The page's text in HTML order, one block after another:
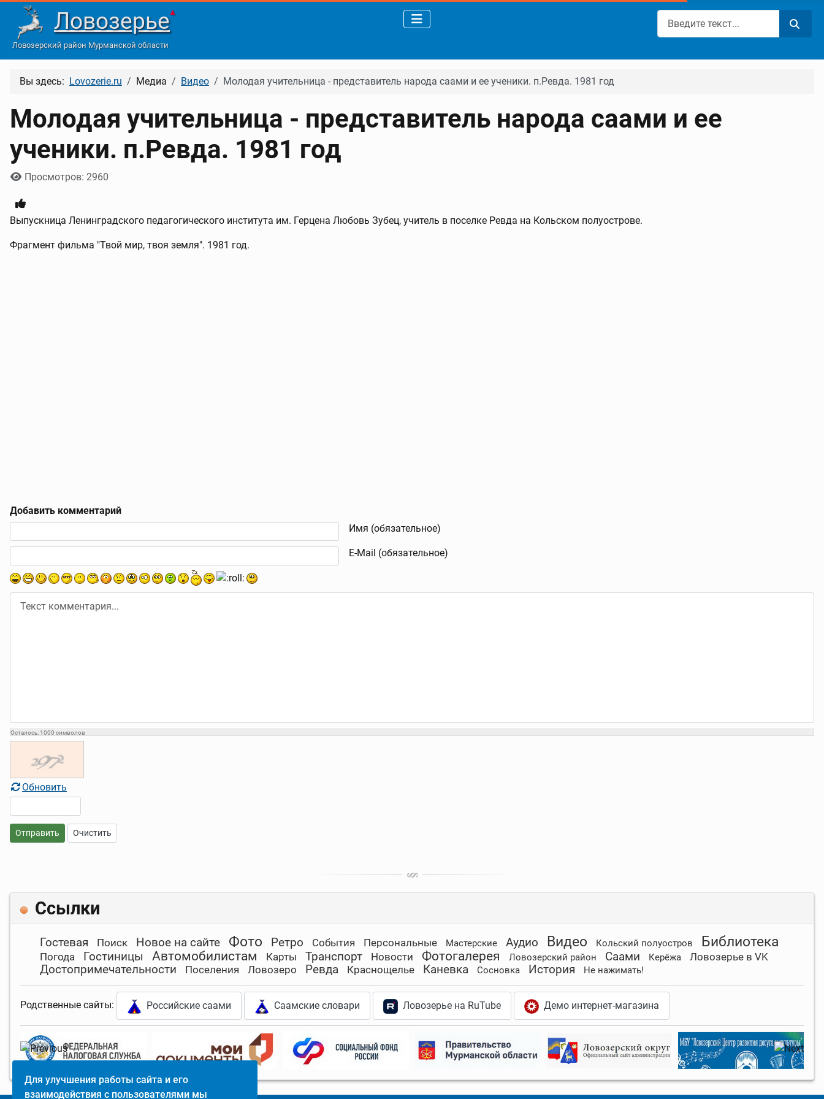
Ловозерье▲
Ловозерский район Мурманской области
Поиск
Вы здесь: Lovozerie.ru Медиа Видео Молодая учительница - представитель народа саами и ее ученики. п.Ревда. 1981 год
Молодая учительница - представитель народа саами и ее
ученики. п.Ревда. 1981 год
Информация о материале
Просмотров: 2960
Выпускница Ленинградского педагогического института им. Герцена Любовь Зубец, учитель в поселке Ревда на Кольском полуострове.
Фрагмент фильма "Твой мир, твоя земля". 1981 год.
Добавить комментарий
Имя (обязательное)
E-Mail (обязательное)
Осталось: 1000 символов
Обновить
Отправить Очистить
Ссылки
Гостевая Поиск Новое на сайте Фото Ретро События Персональные Мастерские Аудио Видео Кольский полуостров Библиотека
Погода Гостиницы Автомобилистам Карты Транспорт Новости Фотогалерея Ловозерский район Саами Керёжа Ловозерье в VK
Достопримечательности Поселения Ловозеро Ревда Краснощелье Каневка Сосновка История Не нажимать!
Родственные сайты: Российские саами Саамские словари Ловозерье на RuTube Демо интернет-магазина
Для улучшения работы сайта и его
взаимодействия с пользователями мы